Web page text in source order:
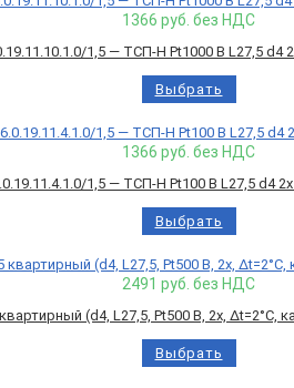
1366 руб. без НДС
1,5 — ТСП-Н Pt1000 B L27,5 d4
Выбрать
1366 руб. без НДС
1,5 — ТСП-Н Pt100 B L27,5 d4
Выбрать
2491 руб. без НДС
(d4, L27,5, Pt500 B, 2х,
Выбрать